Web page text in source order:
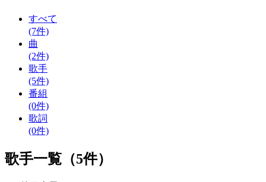
すべて
(7件)
曲
(2件)
歌手
(5件)
番組
(0件)
歌詞
(0件)
歌手一覧（5件）